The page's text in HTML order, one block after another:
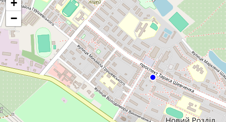
пропозицію з оренди перукарні в Новому Роздолі!
+
−